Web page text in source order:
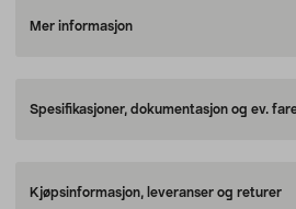
Mer informasjon
Spesifikasjoner, dokumentasjon og ev.
Kjøpsinformasjon, leveranser og returer